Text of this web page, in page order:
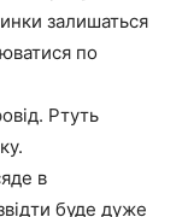
залишаться
по
Ртуть
в
буде дуже